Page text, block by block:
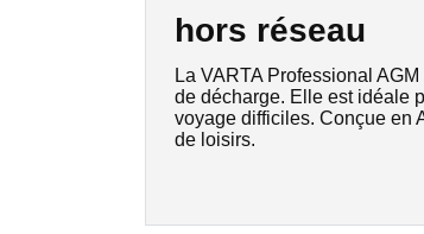
hors réseau
La VARTA Professional
de décharge. Elle est idéale
voyage difficiles. Conçue en
de loisirs.